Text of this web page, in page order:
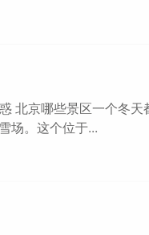
北京哪些景区一个冬
场。这个位于...